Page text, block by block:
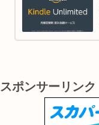
スポンサーリンク